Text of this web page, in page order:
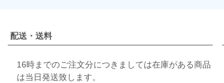
配送・送料
16時までのご注文分につきましては在庫がある商品
は当日発送致します。